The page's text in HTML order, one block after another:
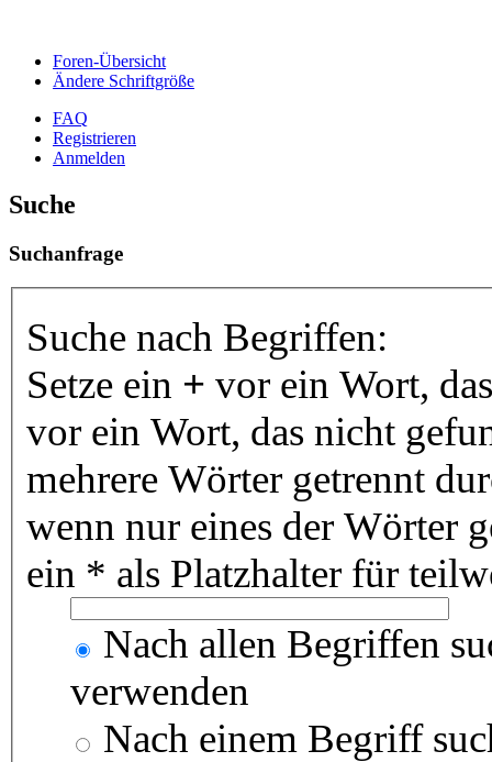
Foren-Übersicht
Ändere Schriftgröße
FAQ
Registrieren
Anmelden
Suche
Suchanfrage
Suche nach Begriffen:
Setze ein + vor ein Wort,
vor ein Wort, das nicht
mehrere Wörter getrennt
wenn nur eines der Wörter
ein * als Platzhalter für
Nach allen Begriffen
verwenden
Nach einem Begriff